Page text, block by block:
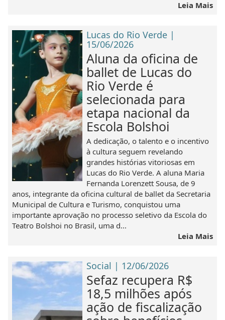
Leia Mais
Lucas do Rio Verde |
15/06/2026
Aluna da oficina de
ballet de Lucas do
Rio Verde é
selecionada para
etapa nacional da
Escola Bolshoi
A dedicação, o talento e o incentivo
à cultura seguem revelando
grandes histórias vitoriosas em
Lucas do Rio Verde. A aluna Maria
Fernanda Lorenzett Sousa, de 9
anos, integrante da oficina cultural de ballet da Secretaria
Municipal de Cultura e Turismo, conquistou uma
importante aprovação no processo seletivo da Escola do
Teatro Bolshoi no Brasil, uma d...
Leia Mais
Social | 12/06/2026
Sefaz recupera R$
18,5 milhões após
ação de fiscalização